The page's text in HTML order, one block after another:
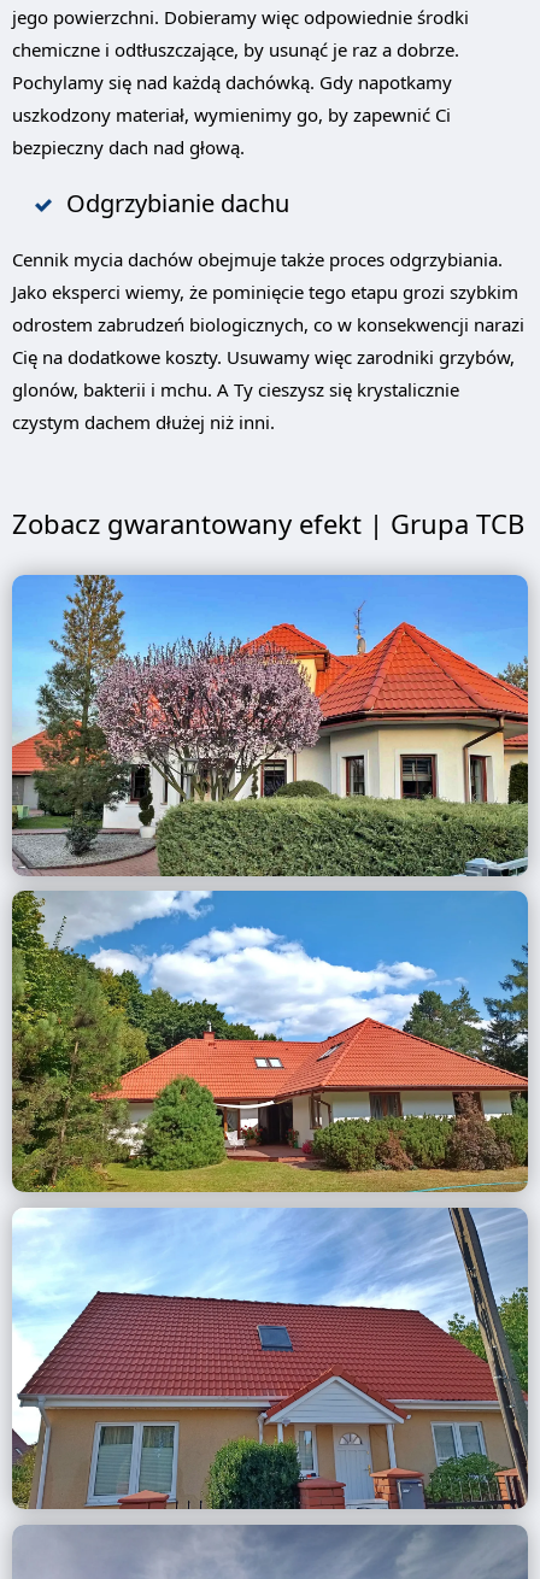
jego powierzchni. Dobieramy więc odpowiednie środki
chemiczne i odtłuszczające, by usunąć je raz a dobrze.
Pochylamy się nad każdą dachówką. Gdy napotkamy
uszkodzony materiał, wymienimy go, by zapewnić Ci
bezpieczny dach nad głową.
Odgrzybianie dachu
Cennik mycia dachów obejmuje także proces odgrzybiania.
Jako eksperci wiemy, że pominięcie tego etapu grozi szybkim
odrostem zabrudzeń biologicznych, co w konsekwencji narazi
Cię na dodatkowe koszty. Usuwamy więc zarodniki grzybów,
glonów, bakterii i mchu. A Ty cieszysz się krystalicznie
czystym dachem dłużej niż inni.
Zobacz gwarantowany efekt | Grupa TCB